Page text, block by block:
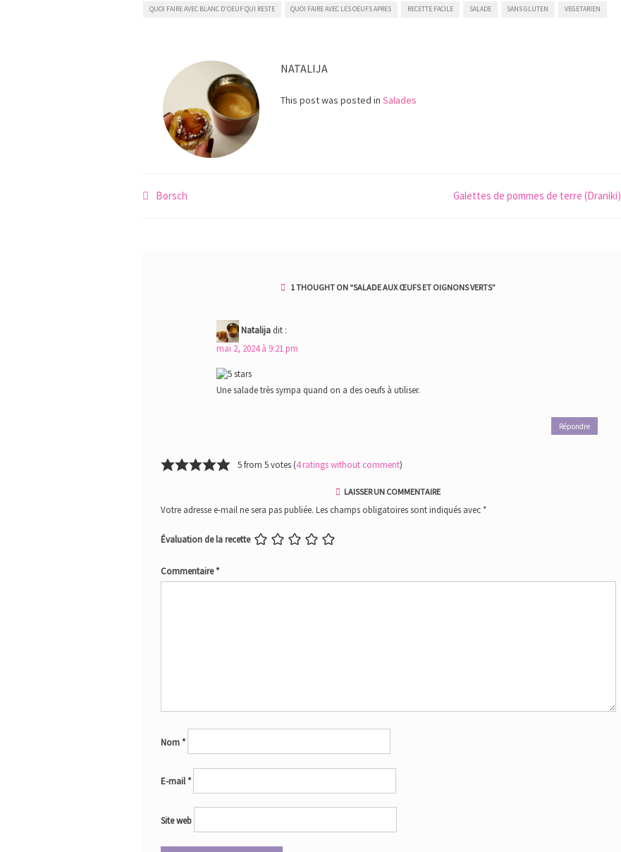
QUOI FAIRE AVEC BLANC D'OEUF QUI RESTE QUOI FAIRE AVEC LES OEUFS APRES RECETTE FACILE SALADE SANS GLUTEN VEGETARIEN
NATALIJA
This post was posted inSalades
Navigation
Borsch Galettes de pommes de terre (Draniki)
1 THOUGHT ON “SALADE AUX ŒUFS ET OIGNONS VERTS”
Natalija dit :
mai 2, 2024 à 9:21 pm
Une salade très sympa quand on a des oeufs à utiliser.
Répondre
5 from 5 votes (4 ratings without comment)
LAISSER UN COMMENTAIRE
Votre adresse e-mail ne sera pas publiée. Les champs obligatoires sont indiqués avec *
Évaluation de la recette
Commentaire*
Nom*
E-mail*
Site web